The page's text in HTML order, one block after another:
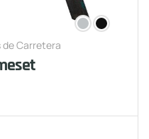
de Carretera